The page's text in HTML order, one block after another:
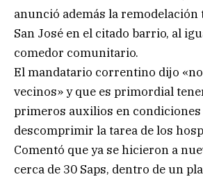
anunció además la remodelación
San José en el citado barrio, al
comedor comunitario.
El mandatario correntino dijo
vecinos» y que es primordial
primeros auxilios en condiciones
descomprimir la tarea de los
Comentó que ya se hicieron a
cerca de 30 Saps, dentro de un